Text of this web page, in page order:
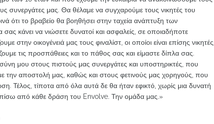
συνεργάτες μας. Θα θέλαμε να συγχαρούμε τους νικητές του
ότι το βραβείο θα βοηθήσει στην ταχεία ανάπτυξη των
κάνει να νιώσετε δυνατοί και ασφαλείς, σε οποιαδήποτε
στην οικογένειά μας τους φιναλίστ, οι οποίοι είναι επίσης νικητές,
τις προσπάθειες και το πάθος σας και είμαστε δίπλα σας.
μου στους πιστούς μας συνεργάτες και υποστηρικτές, που
την αποστολή μας, καθώς και στους φετινούς μας χορηγούς, που
Τέλος, τίποτα από όλα αυτά δε θα ήταν εφικτό, χωρίς μια δυνατή
από κάθε δράση του Envolve. Την ομάδα μας.»